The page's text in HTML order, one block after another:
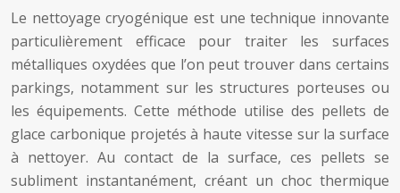
Le nettoyage cryogénique est une technique innovante
particulièrement efficace pour traiter les surfaces
métalliques oxydées que l’on peut trouver dans certains
parkings, notamment sur les structures porteuses ou
les équipements. Cette méthode utilise des pellets de
glace carbonique projetés à haute vitesse sur la surface
à nettoyer. Au contact de la surface, ces pellets se
subliment instantanément, créant un choc thermique